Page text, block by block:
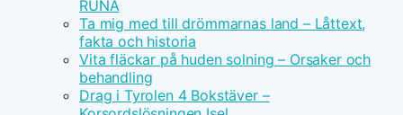
RUNA
Ta mig med till drömmarnas land – Låttext,
fakta och historia
Vita fläckar på huden solning – Orsaker och
behandling
Drag i Tyrolen 4 Bokstäver –